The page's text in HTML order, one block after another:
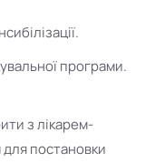
програми.
з лікарем-
постановки